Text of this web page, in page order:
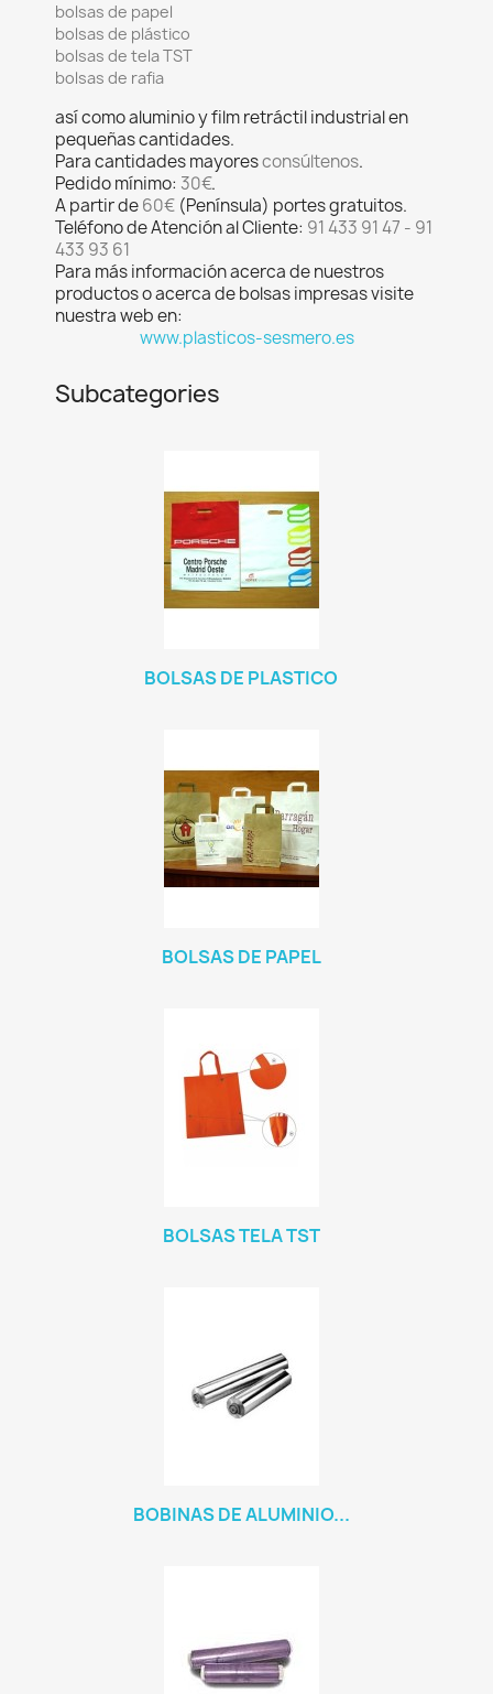
bolsas de papel
bolsas de plástico
bolsas de tela TST
bolsas de rafia
así como aluminio y film retráctil industrial en
pequeñas cantidades.
Para cantidades mayoresconsúltenos.
Pedido mínimo: 30€.
A partir de60€ (Península) portes gratuitos.
Teléfono de Atención al Cliente: 91 433 91 47 - 91
433 93 61
Para más información acerca de nuestros
productos o acerca de bolsas impresas visite
nuestra web en:
www.plasticos-sesmero.es
Subcategories
BOLSAS DE PLASTICO
BOLSAS DE PAPEL
BOLSAS TELA TST
BOBINAS DE ALUMINIO...